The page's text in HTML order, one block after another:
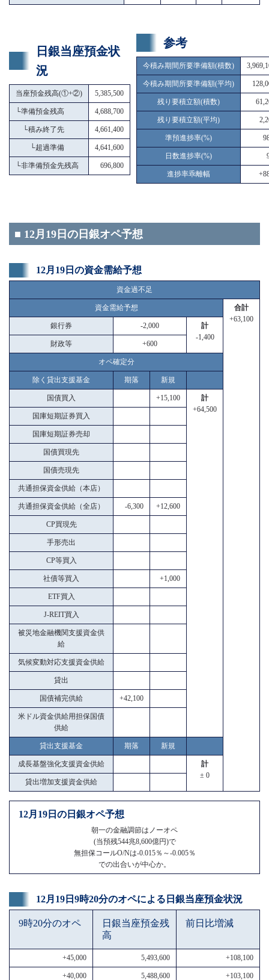
日銀当座預金状
況
当座預金残高(①+②) 5,385,500
└準備預金残高 4,688,700
└積み終了先 4,661,400
└超過準備 4,641,600
└非準備預金先残高 696,800
参考
今積み期間所要準備額(積数)
今積み期間所要準備額(平均)
残り要積立額(積数)
残り要積立額(平均)
準預進捗率(%)
日数進捗率(%)
進捗率乖離幅
■ 12月19日の日銀オペ予想
12月19日の資金需給予想
資金過不足
資金需給予想
合計
+63,100
銀行券 -2,000
計
-1,400
財政等 +600
オペ確定分
除く貸出支援基金 期落 新規
国債買入 +15,100
計
+64,500
国庫短期証券買入
国庫短期証券売却
国債買現先
国債売現先
共通担保資金供給（本店）
共通担保資金供給（全店） -6,300 +12,600
CP買現先
手形売出
CP等買入
社債等買入 +1,000
ETF買入
J-REIT買入
被災地金融機関支援資金供
給
気候変動対応支援資金供給
貸出
国債補完供給 +42,100
米ドル資金供給用担保国債
供給
貸出支援基金 期落 新規
成長基盤強化支援資金供給
計
± 0
貸出増加支援資金供給
12月19日の日銀オペ予想
朝一の金融調節はノーオペ
(当預残544兆8,600億円)で
無担保コールO/Nは-0.015％～-0.005％
での出合いが中心か。
12月19日9時20分のオペによる日銀当座預金状況
9時20分のオペ
日銀当座預金残
高
前日比増減
+45,000 5,493,600 +108,100
+40,000 5,488,600 +103,100